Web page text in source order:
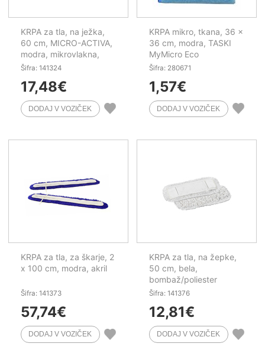
KRPA za tla, na ježka,
60 cm, MICRO-ACTIVA,
modra, mikrovlakna,
barvno kodiranje
Šifra: 141324
17,48€
KRPA mikro, tkana, 36 x
36 cm, modra, TASKI
MyMicro Eco
Šifra: 280671
1,57€
KRPA za tla, za škarje, 2
x 100 cm, modra, akril
Šifra: 141373
57,74€
KRPA za tla, na žepke,
50 cm, bela,
bombaž/poliester
Šifra: 141376
12,81€